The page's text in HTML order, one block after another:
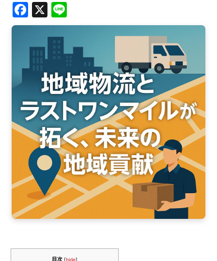
日
Fa
ce
ok
X
ne
目次 [hide]